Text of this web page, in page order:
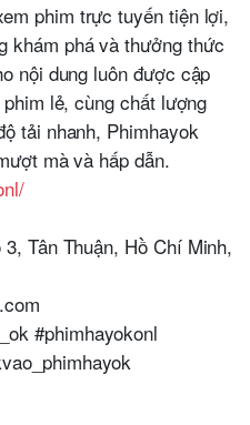
phim trực tuyến tiện lợi,
khám phá và thưởng thức
nội dung luôn được cập
lẻ, cùng chất lượng
tải nhanh, Phimhayok
mà và hấp dẫn.
Tân Thuận, Hồ Chí Minh,
#phimhayokonl